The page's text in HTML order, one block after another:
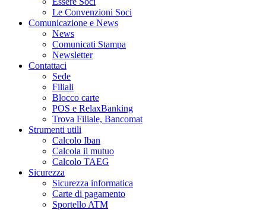
Le Convenzioni Soci
Comunicazione e News
News
Comunicati Stampa
Newsletter
Contattaci
Sede
Filiali
Blocco carte
POS e RelaxBanking
Trova Filiale, Bancomat
Strumenti utili
Calcolo Iban
Calcola il mutuo
Calcolo TAEG
Sicurezza
Sicurezza informatica
Carte di pagamento
Sportello ATM